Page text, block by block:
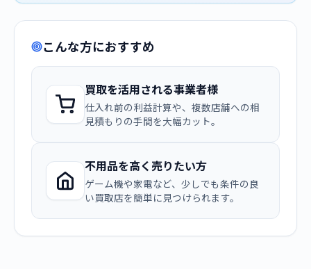
こんな方におすすめ
買取を活用される事業者様
仕入れ前の利益計算や、複数店舗への相
見積もりの手間を大幅カット。
不用品を高く売りたい方
ゲーム機や家電など、少しでも条件の良
い買取店を簡単に見つけられます。